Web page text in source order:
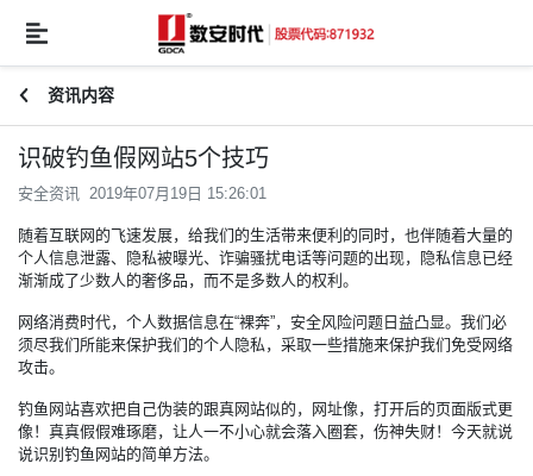
资讯内容
识破钓鱼假网站5个技巧
安全资讯 2019年07月19日 15:26:01
随着互联网的飞速发展，给我们的生活带来便利的同时，也伴随着大量的
个人信息泄露、隐私被曝光、诈骗骚扰电话等问题的出现，隐私信息已经
渐渐成了少数人的奢侈品，而不是多数人的权利。
网络消费时代，个人数据信息在“裸奔”，安全风险问题日益凸显。我们必
须尽我们所能来保护我们的个人隐私，采取一些措施来保护我们免受网络
攻击。
钓鱼网站喜欢把自己伪装的跟真网站似的，网址像，打开后的页面版式更
像！真真假假难琢磨，让人一不小心就会落入圈套，伤神失财！今天就说
说识别钓鱼网站的简单方法。